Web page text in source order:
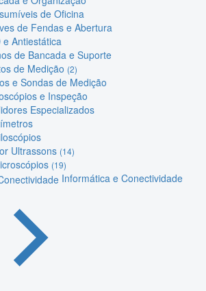
de Oficina
de Fendas e Abertura
e Antiestática
de Bancada e Suporte
de Medição (2)
e Sondas de Medição
e Inspeção
Especializados
Ultrassons (14)
(19)
Informática e Conectividade